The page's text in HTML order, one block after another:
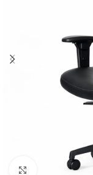
Click to enlarge